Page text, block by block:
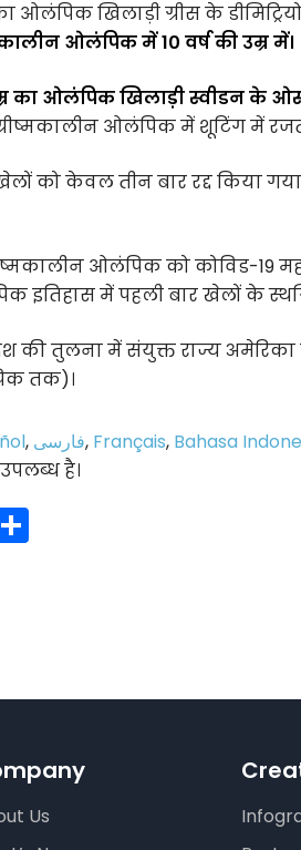
खिलाड़ी ग्रीस के
ओलंपिक में 10 वर्ष की उम्र में।
का ओलंपिक खिलाड़ी स्वीडन के
ओलंपिक में शूटिंग में
को केवल तीन बार रद्द किया गया
ओलंपिक को कोविड-19
में पहली बार खेलों के
की तुलना में संयुक्त राज्य
तक)।
, فارسی, Français, Bahasa
है।
Us